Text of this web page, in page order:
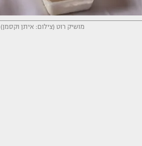
מושיק רוט (צילום: איתן וקסמן)